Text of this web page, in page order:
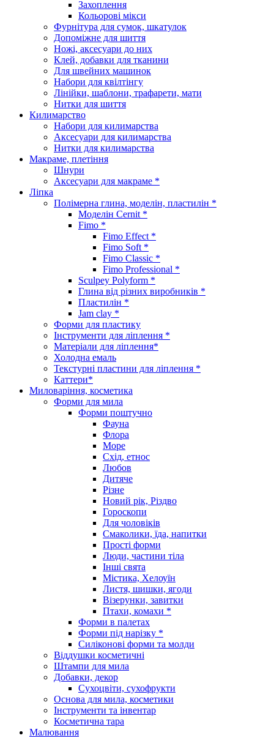
Захоплення
Кольорові мікси
Фурнітура для сумок, шкатулок
Допоміжне для шиття
Ножі, аксесуари до них
Клей, добавки для тканини
Для швейних машинок
Набори для квілтінгу
Лінійки, шаблони, трафарети, мати
Нитки для шиття
Килимарство
Набори для килимарства
Аксесуари для килимарства
Нитки для килимарства
Макраме, плетіння
Шнури
Аксесуари для макраме *
Ліпка
Полімерна глина, моделін, пластилін *
Моделін Cernit *
Fimo *
Fimo Effect *
Fimo Soft *
Fimo Classic *
Fimo Professional *
Sculpey Polyform *
Глина від різних виробників *
Пластилін *
Jam clay *
Форми для пластику
Інструменти для ліплення *
Матеріали для ліплення*
Холодна емаль
Текстурні пластини для ліплення *
Каттери*
Миловаріння, косметика
Форми для мила
Форми поштучно
Фауна
Флора
Море
Схід, етнос
Любов
Дитяче
Різне
Новий рік, Різдво
Гороскопи
Для чоловіків
Смаколики, їда, напитки
Прості форми
Люди, частини тіла
Інші свята
Містика, Хелоуїн
Листя, шишки, ягоди
Візерунки, завитки
Птахи, комахи *
Форми в палетах
Форми під нарізку *
Силіконові форми та молди
Віддушки косметичні
Штампи для мила
Добавки, декор
Сухоцвіти, сухофрукти
Основа для мила, косметики
Інструменти та інвентар
Косметична тара
Малювання